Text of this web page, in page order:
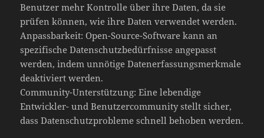
Benutzer mehr Kontrolle über ihre Daten, da sie
prüfen können, wie ihre Daten verwendet werden.
Anpassbarkeit: Open-Source-Software kann an
spezifische Datenschutzbedürfnisse angepasst
werden, indem unnötige Datenerfassungsmerkmale
deaktiviert werden.
Community-Unterstützung: Eine lebendige
Entwickler- und Benutzercommunity stellt sicher,
dass Datenschutzprobleme schnell behoben werden.